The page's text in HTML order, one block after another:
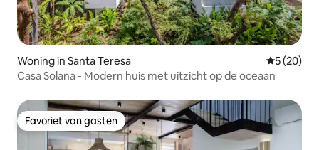
Woning in Santa Teresa
5 (20)
Casa Solana - Modern huis met uitzicht op de oceaan
Favoriet van gasten
Favoriet van gasten